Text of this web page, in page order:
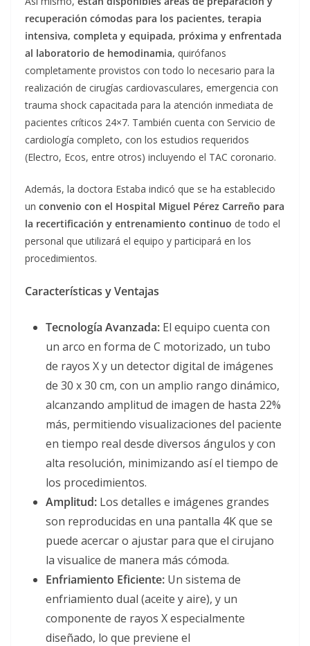
recuperación cómodas para los pacientes, terapia
intensiva, completa y equipada, próxima y enfrentada
al laboratorio de hemodinamia, quirófanos
completamente provistos con todo lo necesario para la
realización de cirugías cardiovasculares, emergencia con
trauma shock capacitada para la atención inmediata de
pacientes críticos 24×7. También cuenta con Servicio de
cardiología completo, con los estudios requeridos
(Electro, Ecos, entre otros) incluyendo el TAC coronario.
Además, la doctora Estaba indicó que se ha establecido
un convenio con el Hospital Miguel Pérez Carreño para
la recertificación y entrenamiento continuo de todo el
personal que utilizará el equipo y participará en los
procedimientos.
Características y Ventajas
Tecnología Avanzada: El equipo cuenta con
un arco en forma de C motorizado, un tubo
de rayos X y un detector digital de imágenes
de 30 x 30 cm, con un amplio rango dinámico,
alcanzando amplitud de imagen de hasta 22%
más, permitiendo visualizaciones del paciente
en tiempo real desde diversos ángulos y con
alta resolución, minimizando así el tiempo de
los procedimientos.
Amplitud: Los detalles e imágenes grandes
son reproducidas en una pantalla 4K que se
puede acercar o ajustar para que el cirujano
la visualice de manera más cómoda.
Enfriamiento Eficiente: Un sistema de
enfriamiento dual (aceite y aire), y un
componente de rayos X especialmente
diseñado, lo que previene el